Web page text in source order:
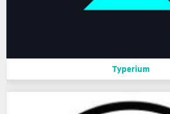
Typerium